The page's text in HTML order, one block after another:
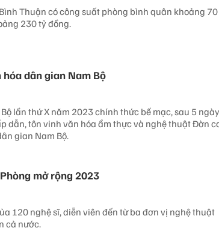
Thuận có công suất phòng bình quân khoảng 70
230 tỷ đồng.
dân gian Nam Bộ
lần thứ X năm 2023 chính thức bế mạc, sau 5 ngày
dẫn, tôn vinh văn hóa ẩm thực và nghệ thuật Đờn
gian Nam Bộ.
mở rộng 2023
120 nghệ sĩ, diễn viên đến từ ba đơn vị nghệ thuật
cả nước.